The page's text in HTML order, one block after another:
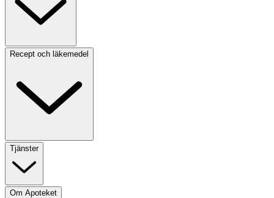
Recept och läkemedel
Tjänster
Om Apoteket